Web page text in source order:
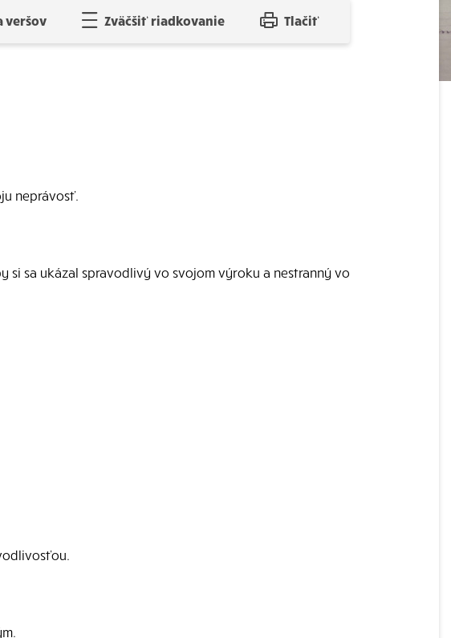
veršov Zväčšiť riadkovanie Tlačiť
neprávosť.
si sa ukázal spravodlivý vo svojom výroku a nestranný vo